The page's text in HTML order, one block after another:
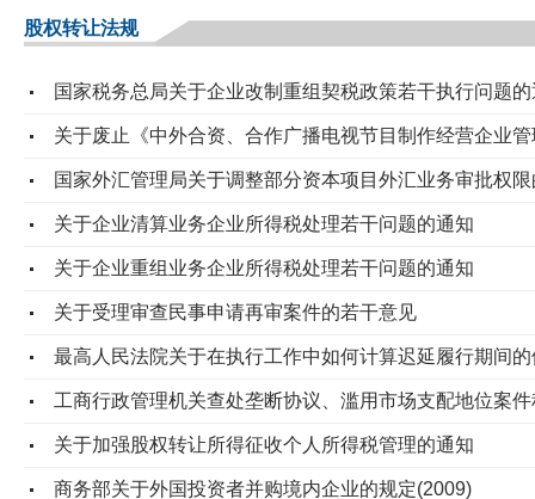
股权转让法规
国家税务总局关于企业改制重组契税政策若干执行问题
关于废止《中外合资、合作广播电视节目制作经营企业
国家外汇管理局关于调整部分资本项目外汇业务审批权
关于企业清算业务企业所得税处理若干问题的通知
关于企业重组业务企业所得税处理若干问题的通知
关于受理审查民事申请再审案件的若干意见
最高人民法院关于在执行工作中如何计算迟延履行期间
工商行政管理机关查处垄断协议、滥用市场支配地位案
关于加强股权转让所得征收个人所得税管理的通知
商务部关于外国投资者并购境内企业的规定(2009)